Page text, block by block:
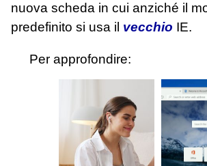
nuova scheda in cui anziché il
predefinito si usa il vecchio IE.
Per approfondire: